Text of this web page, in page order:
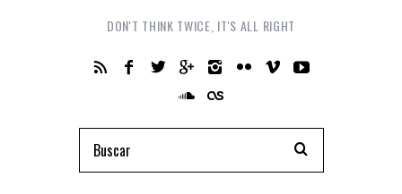
DON'T THINK TWICE, IT'S ALL RIGHT